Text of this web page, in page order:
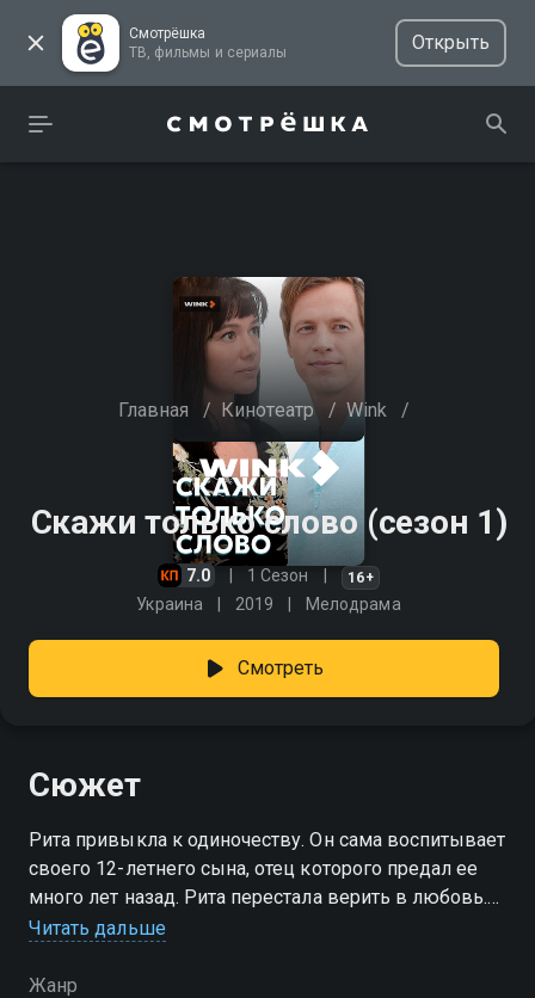
Смотрёшка
ТВ, фильмы и сериалы
Открыть
Главная / Кинотеатр / Wink /
Скажи только слово (сезон 1)
7.0 1 Сезон 16+
Украина 2019 Мелодрама
Смотреть
Сюжет
Рита привыкла к одиночеству. Он сама воспитывает
своего 12-летнего сына, отец которого предал ее
много лет назад. Рита перестала верить в любовь.
Но однажды к ней проявляет интерес Антон -
сердце девушки и доказать, что его чувства к ней
Читать дальше
Жанр